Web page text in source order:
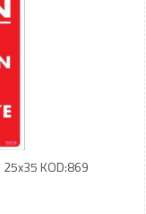
25x35 KOD:869